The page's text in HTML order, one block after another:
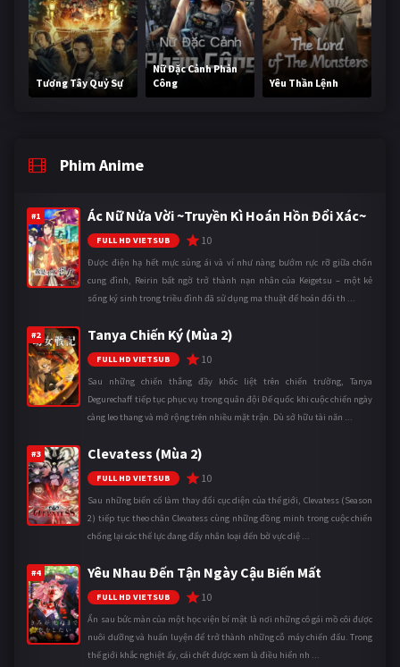
Tương Tây Quỷ Sự
Nữ Đặc Cảnh Phản
Công
Yêu Thần Lệnh
Phim Anime
#1 Ác Nữ Nửa Vời ~Truyền Kì Hoán Hồn Đổi Xác~
FULL HD VIETSUB 10
Được điện hạ hết mực sủng ái và ví như nàng bướm rực rỡ giữa chốn
cung đình, Reirin bất ngờ trở thành nạn nhân của Keigetsu – một kẻ
sống ký sinh trong triều đình đã sử dụng ma thuật để hoán đổi th ...
#2 Tanya Chiến Ký (Mùa 2)
FULL HD VIETSUB 10
Sau những chiến thắng đầy khốc liệt trên chiến trường, Tanya
Degurechaff tiếp tục phục vụ trong quân đội Đế quốc khi cuộc chiến ngày
càng leo thang và mở rộng trên nhiều mặt trận. Dù sở hữu tài năn ...
#3 Clevatess (Mùa 2)
FULL HD VIETSUB 10
Sau những biến cố làm thay đổi cục diện của thế giới, Clevatess (Season
2) tiếp tục theo chân Clevatess cùng những đồng minh trong cuộc chiến
chống lại các thế lực đang đẩy nhân loại đến bờ vực diệ ...
#4 Yêu Nhau Đến Tận Ngày Cậu Biến Mất
FULL HD VIETSUB 10
Ẩn sau bức màn của một học viện bí mật là nơi những cô gái mồ côi được
nuôi dưỡng và huấn luyện để trở thành những cỗ máy chiến đấu. Trong
thế giới khắc nghiệt ấy, cái chết được xem là điều hiển nh ...